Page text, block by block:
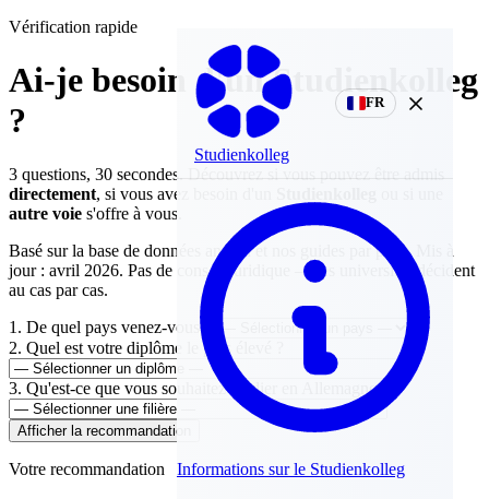
Studienkolleg
FR
Informations sur le Studienkolleg
Vérification rapide
Ai-je besoin d'un Studienkolleg
?
3 questions, 30 secondes. Découvrez si vous pouvez être admis
directement, si vous avez besoin d'un
autre voie s'offre à vous.
Basé sur la base de données anabin et nos guides par pays. Mis à
jour : avril 2026. Pas de conseil juridique — les universités décident
au cas par cas.
1. De quel pays venez-vous ?
2. Quel est votre diplôme le plus élevé ?
3. Qu'est-ce que vous souhaitez étudier en Allemagne ?
Afficher la recommandation
Votre recommandation